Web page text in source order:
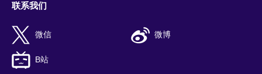
联系我们
微信 微博
B站